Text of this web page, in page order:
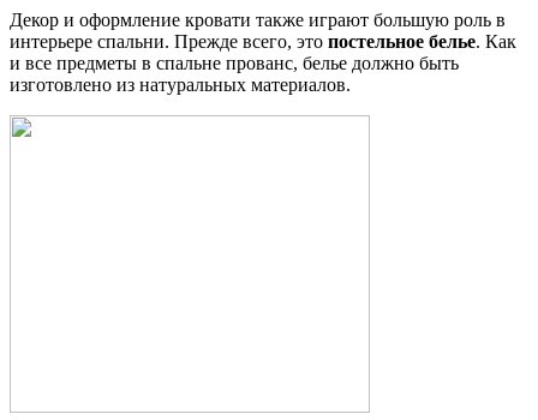
Декор и оформление кровати также играют большую роль в
интерьере спальни. Прежде всего, это постельное белье. Как
и все предметы в спальне прованс, белье должно быть
изготовлено из натуральных материалов.